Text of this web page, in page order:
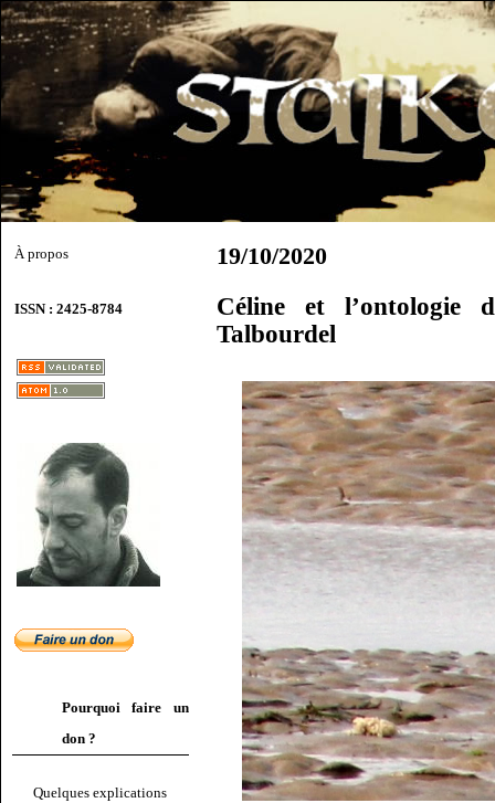
À propos
ISSN : 2425-8784
Pourquoi faire un
don ?
Quelques explications
19/10/2020
Céline et l’ontologie
Talbourdel